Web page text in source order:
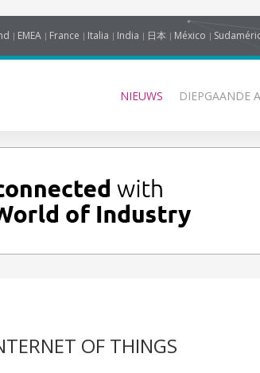
EMEA France Italia India 日本 México
NIEUWS DIEPGAANDE
OF THINGS